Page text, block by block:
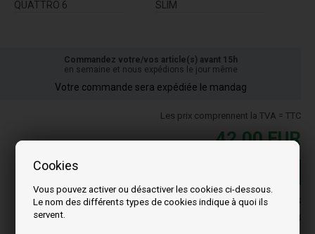
Cookies
Vous pouvez activer ou désactiver les cookies ci-dessous.
Le nom des différents types de cookies indique à quoi ils
servent.
QUATTRO 6 SLIM
Commandez votre/vos article(s) avant 15h
en semaine et nous expédions le jour même
Votre commande sera expédiée le mandag
Les prix comprennent la TVA = TTC
42,00EUR
En stock
Livraison 3-4